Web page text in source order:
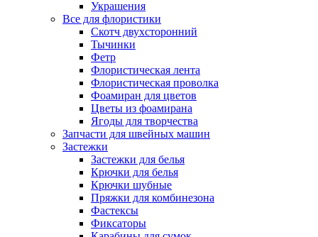
Украшения
Все для флористики
Скотч двухсторонний
Тычинки
Фетр
Флористическая лента
Флористическая проволка
Фоамиран для цветов
Цветы из фоамирана
Ягоды для творчества
Запчасти для швейных машин
Застежки
Застежки для белья
Крючки для белья
Крючки шубные
Пряжки для комбинезона
Фастексы
Фиксаторы